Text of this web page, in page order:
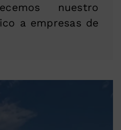
nuestro
a empresas de